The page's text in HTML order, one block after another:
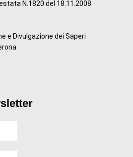
N.1820 del 18.11.2008
e Divulgazione dei Saperi